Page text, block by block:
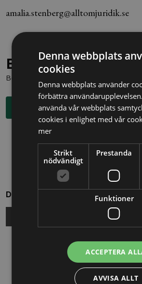
amalia.stenberg@alltomjuridik.se
Behöver du juridisk
Boka en kostnadsfri konsultation direkt
Boka rådgivning
Dela
Relaterade nyheter
Denna webbplats
cookies
Denna webbplats använder
förbättra
använda vår webbplats
cookies i enlighet med vår
mer
Strikt
nödvändigt
Prestanda
Funktioner
ACCEPTERA
AVVISA ALLT